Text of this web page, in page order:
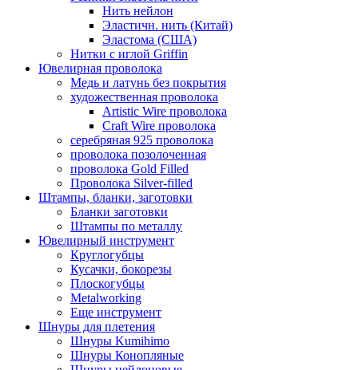
Нить нейлон
Эластичн. нить (Китай)
Эластома (США)
Нитки с иглой Griffin
Ювелирная проволока
Медь и латунь без покрытия
художественная проволока
Artistic Wire проволока
Craft Wire проволока
серебряная 925 проволока
проволока позолоченная
проволока Gold Filled
Проволока Silver-filled
Штампы, бланки, заготовки
Бланки заготовки
Штампы по металлу
Ювелирный инструмент
Круглогубцы
Кусачки, бокорезы
Плоскогубцы
Metalworking
Еще инструмент
Шнуры для плетения
Шнуры Kumihimo
Шнуры Конопляные